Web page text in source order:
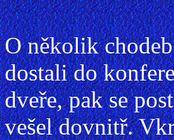
O několik
dostali do
dveře, pak se
vešel dovnitř.